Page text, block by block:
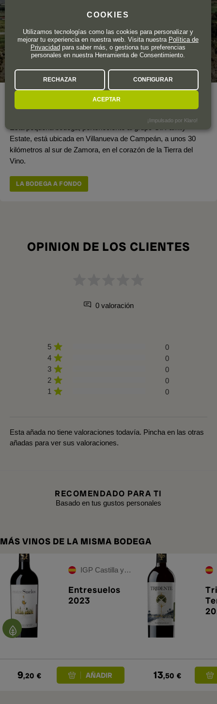
Superficie total de viñedo 90 ha.
Estate, está ubicada en Villanueva de Campeán, a unos 30
kilómetros al sur de Zamora, en el corazón de la Tierra del
Vino.
LA BODEGA A FONDO
OPINION DE LOS CLIENTES
0 valoración
5
0
4
0
3
0
2
0
1
0
Esta añada no tiene valoraciones todavía. Pincha en las otras
añadas para ver sus valoraciones.
RECOMENDADO PARA TI
Basado en tus gustos personales
MÁS VINOS DE LA MISMA BODEGA
IGP Castilla y León
Entresuelos
2023
9,20 € 13,50 €
COOKIES
Utilizamos tecnologías como las cookies para personalizar y
mejorar tu experiencia en nuestra web. Visita nuestra Política de
Privacidadpara saber más, o gestiona tus preferencias
personales en nuestra Herramienta de Consentimiento.
RECHAZAR CONFIGURAR
ACEPTAR
¡Impulsado por Klaro!